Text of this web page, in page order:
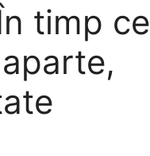
timp ce